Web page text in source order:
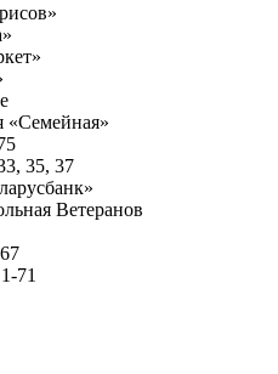
«Семейная»
35, 37
Ветеранов
71